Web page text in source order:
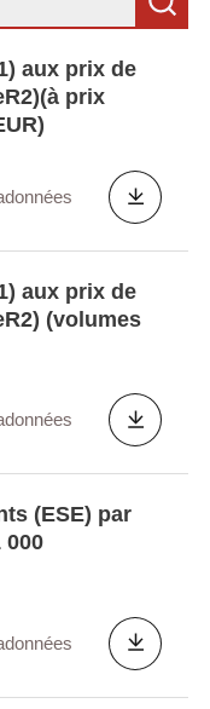
heures
valeurs
base (NaceR2)
(D11) par
EUR)
la
base de
aux prix de
prix
aux prix de
(volumes
(ESE) par
000